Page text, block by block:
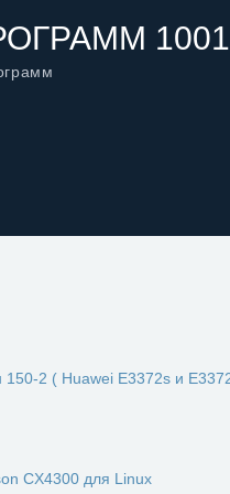
2 ( Huawei E3372s и
CX4300 для Linux